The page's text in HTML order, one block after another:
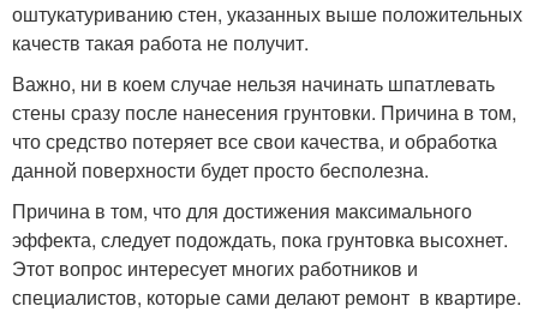
оштукатуриванию стен, указанных выше положительных
качеств такая работа не получит.
Важно, ни в коем случае нельзя начинать шпатлевать
стены сразу после нанесения грунтовки. Причина в том,
что средство потеряет все свои качества, и обработка
данной поверхности будет просто бесполезна.
Причина в том, что для достижения максимального
эффекта, следует подождать, пока грунтовка высохнет.
Этот вопрос интересует многих работников и
специалистов, которые сами делают ремонт в квартире.